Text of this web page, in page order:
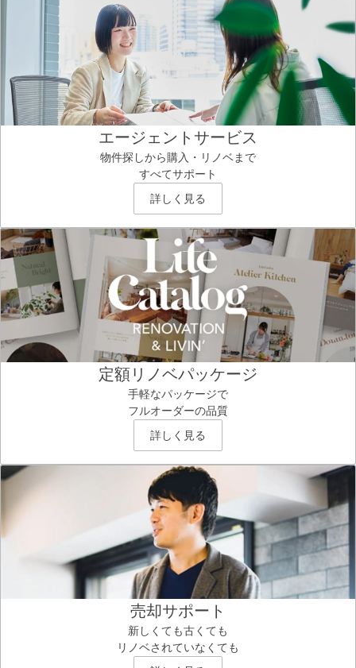
エージェントサービス
物件探しから購入・リノベまで
すべてサポート
詳しく見る
定額リノベパッケージ
手軽なパッケージで
フルオーダーの品質
詳しく見る
売却サポート
新しくても古くても
リノベされていなくても